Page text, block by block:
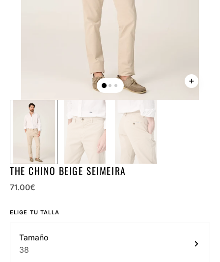
galería
THE CHINO BEIGE SEIMEIRA
Precio
71.00€
ELIGE TU TALLA
Tamaño
38